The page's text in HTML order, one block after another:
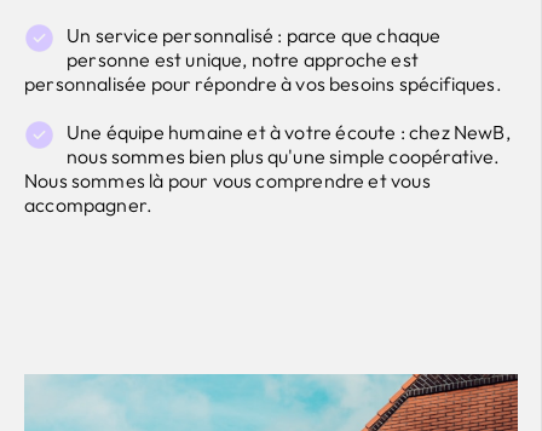
Un service personnalisé : parce que chaque
personne est unique, notre approche est
personnalisée pour répondre à vos besoins spécifiques.
Une équipe humaine et à votre écoute : chez NewB,
nous sommes bien plus qu'une simple coopérative.
Nous sommes là pour vous comprendre et vous
accompagner.